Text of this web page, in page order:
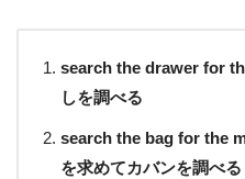
search the drawer for
しを調べる
search the bag for the
を求めてカバンを調べる